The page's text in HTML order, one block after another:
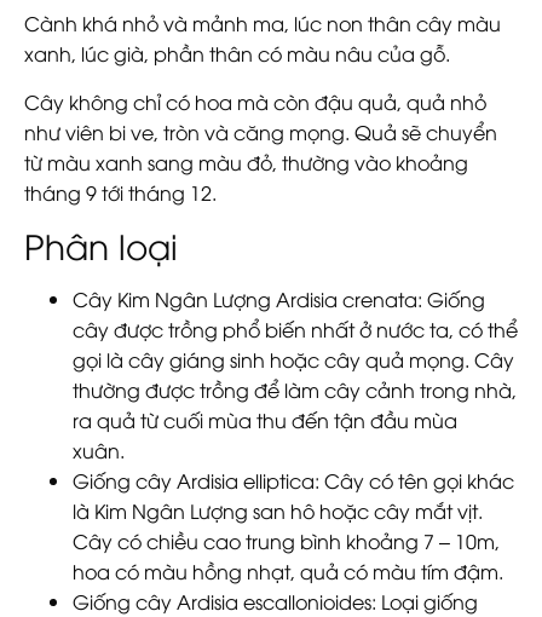
Cành khá nhỏ và mảnh ma, lúc non thân cây màu
xanh, lúc già, phần thân có màu nâu của gỗ.
Cây không chỉ có hoa mà còn đậu quả, quả nhỏ
như viên bi ve, tròn và căng mọng. Quả sẽ chuyển
từ màu xanh sang màu đỏ, thường vào khoảng
tháng 9 tới tháng 12.
Phân loại
Cây Kim Ngân Lượng Ardisia crenata: Giống
cây được trồng phổ biến nhất ở nước ta, có thể
gọi là cây giáng sinh hoặc cây quả mọng. Cây
thường được trồng để làm cây cảnh trong nhà,
ra quả từ cuối mùa thu đến tận đầu mùa
xuân.
Giống cây Ardisia elliptica: Cây có tên gọi khác
là Kim Ngân Lượng san hô hoặc cây mắt vịt.
Cây có chiều cao trung bình khoảng 7 – 10m,
hoa có màu hồng nhạt, quả có màu tím đậm.
Giống cây Ardisia escallonioides: Loại giống